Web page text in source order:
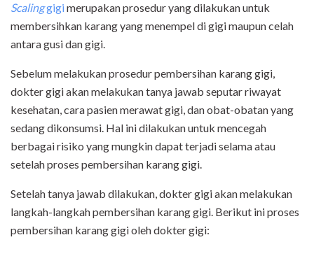
Scalinggigimerupakan prosedur yang dilakukan untuk
membersihkan karang yang menempel di gigi maupun celah
antara gusi dan gigi.
Sebelum melakukan prosedur pembersihan karang gigi,
dokter gigi akan melakukan tanya jawab seputar riwayat
kesehatan, cara pasien merawat gigi, dan obat-obatan yang
sedang dikonsumsi. Hal ini dilakukan untuk mencegah
berbagai risiko yang mungkin dapat terjadi selama atau
setelah proses pembersihan karang gigi.
Setelah tanya jawab dilakukan, dokter gigi akan melakukan
langkah-langkah pembersihan karang gigi. Berikut ini proses
pembersihan karang gigi oleh dokter gigi: